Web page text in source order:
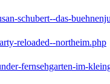
schubert--das-
reloaded--northeim.php
fernsehgarten-im-